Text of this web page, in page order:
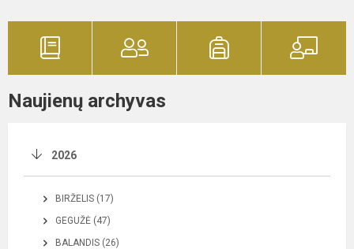
Naujienų archyvas
2026
BIRŽELIS (17)
GEGUŽĖ (47)
BALANDIS (26)